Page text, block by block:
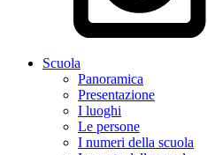
Scuola
Panoramica
Presentazione
I luoghi
Le persone
I numeri della scuola